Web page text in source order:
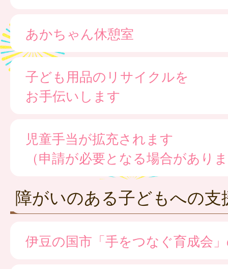
あかちゃん休憩室
子ども用品のリサイクルを
お手伝いします
児童手当が拡充されます
（申請が必要となる場合があり
障がいのある子どもへの支
伊豆の国市「手をつなぐ育成会